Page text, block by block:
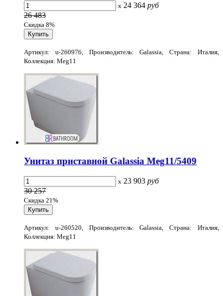
x 24 364 руб
26 483
Скидка 8%
Артикул: u-260976, Производитель: Galassia, Страна: Италия,
Коллекция: Meg11
Унитаз приставной Galassia Meg11/5409
x 23 903 руб
30 257
Скидка 21%
Артикул: u-260520, Производитель: Galassia, Страна: Италия,
Коллекция: Meg11